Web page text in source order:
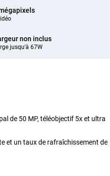
non inclus
jusqu'à 67W
de 50 MP, téléobjectif 5x et ultra
et un taux de rafraîchissement de